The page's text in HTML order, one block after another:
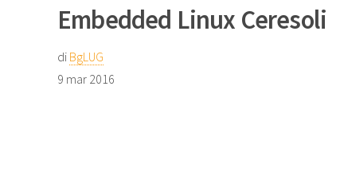
Embedded Linux Ceresoli
di BgLUG
9 mar 2016